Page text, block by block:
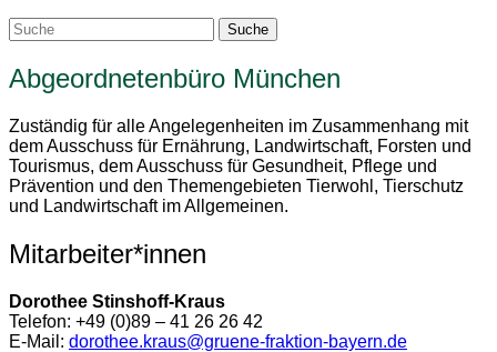
Abgeordnetenbüro München
Zuständig für alle Angelegenheiten im Zusammenhang mit
dem Ausschuss für Ernährung, Landwirtschaft, Forsten und
Tourismus, dem Ausschuss für Gesundheit, Pflege und
Prävention und den Themengebieten Tierwohl, Tierschutz
und Landwirtschaft im Allgemeinen.
Mitarbeiter*innen
Dorothee Stinshoff-Kraus
Telefon: +49 (0)89 – 41 26 26 42
E-Mail: dorothee.kraus@gruene-fraktion-bayern.de